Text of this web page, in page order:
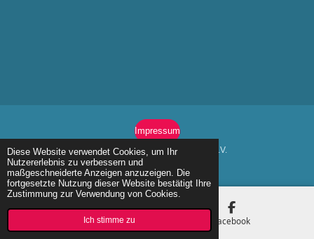
Diese Website verwendet Cookies, um Ihr
Nutzererlebnis zu verbessern und
maßgeschneiderte Anzeigen anzuzeigen. Die
fortgesetzte Nutzung dieser Website bestätigt Ihre
Zustimmung zur Verwendung von Cookies.
Ich stimme zu
Impressum
© 2020 Förderverein Kunterbunt DRK Kita Moordorf e.V.
Mit Unterstützung vonWebador
E-Mail Facebook